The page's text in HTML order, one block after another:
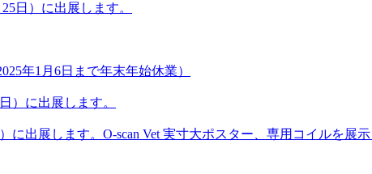
日）に出展します。
年1月6日まで年末年始休業）
）に出展します。
出展します。​O-scan Vet 実寸大ポスター、専用コイルを展示